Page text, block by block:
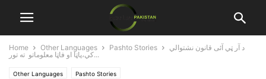
Home Other Languages Pashto Stories
د آر ټي آئی قانون نشتوالي
کي،پاټا او فاټا معلوماتو ته تور...
Other Languages Pashto Stories